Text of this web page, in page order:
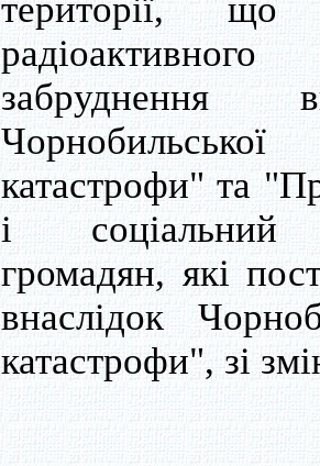
території, що
радіоактивного
забруднення
Чорнобильської
катастрофи" та
і соціальний
громадян, які
внаслідок
катастрофи", зі